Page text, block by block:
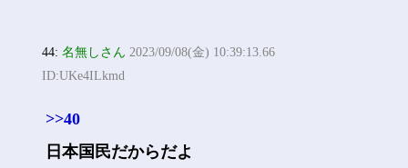
44:名無しさん 2023/09/08(金) 10:39:13.66
ID:UKe4ILkmd
>>40
日本国民だからだよ